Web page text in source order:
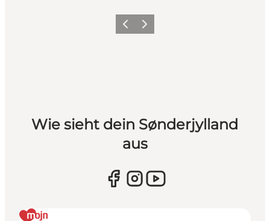
ZurückWeiter
Wie sieht dein Sønderjylland
aus